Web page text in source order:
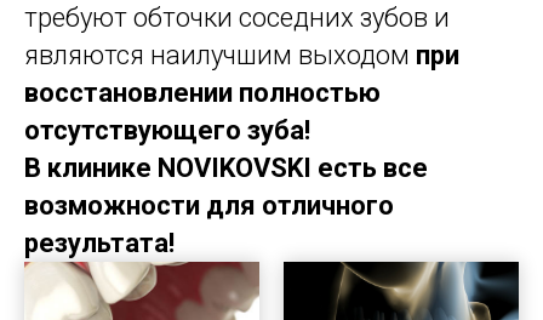
требуют обточки соседних зубов и
являются наилучшим выходом при
восстановлении полностью
отсутствующего зуба!
В клинике NOVIKOVSKI есть все
возможности для отличного
результата!